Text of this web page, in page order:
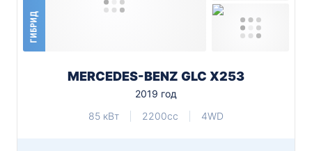
ГИБРИД
MERCEDES-BENZ GLC X253
2019 год
85 кВт
2200cc 4WD